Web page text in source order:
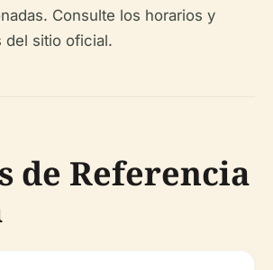
Consulte los horarios y
del sitio oficial.
de Referencia